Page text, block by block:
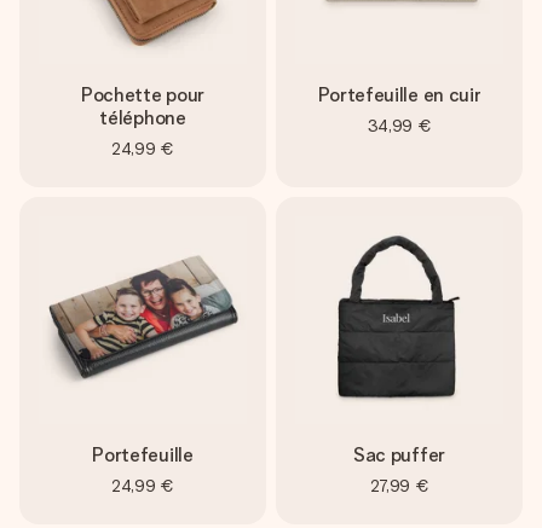
Pochette pour
téléphone
24,99 €
Portefeuille en cuir
34,99 €
Portefeuille
24,99 €
Sac puffer
27,99 €